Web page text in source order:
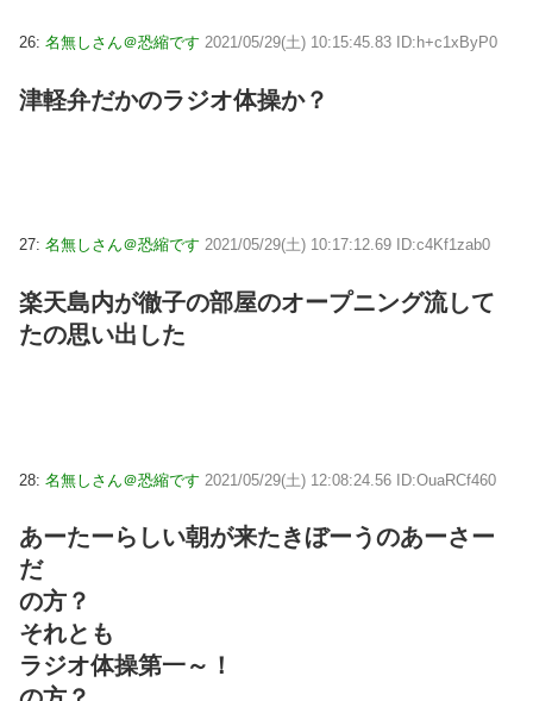
26: 名無しさん＠恐縮です 2021/05/29(土) 10:15:45.83 ID:h+c1xByP0
津軽弁だかのラジオ体操か？
27: 名無しさん＠恐縮です 2021/05/29(土) 10:17:12.69 ID:c4Kf1zab0
楽天島内が徹子の部屋のオープニング流して
たの思い出した
28: 名無しさん＠恐縮です 2021/05/29(土) 12:08:24.56 ID:OuaRCf460
あーたーらしい朝が来たきぼーうのあーさー
だ
の方？
それとも
ラジオ体操第一～！